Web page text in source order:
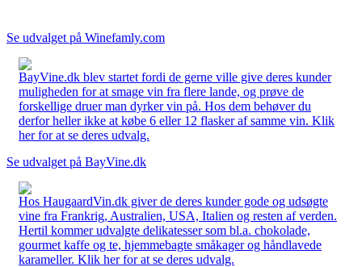
Se udvalget på Winefamly.com
BayVine.dk blev startet fordi de gerne ville give deres kunder
muligheden for at smage vin fra flere lande, og prøve de
forskellige druer man dyrker vin på. Hos dem behøver du
derfor heller ikke at købe 6 eller 12 flasker af samme vin. Klik
her for at se deres udvalg.
Se udvalget på BayVine.dk
Hos HaugaardVin.dk giver de deres kunder gode og udsøgte
vine fra Frankrig, Australien, USA, Italien og resten af verden.
Hertil kommer udvalgte delikatesser som bl.a. chokolade,
gourmet kaffe og te, hjemmebagte småkager og håndlavede
karameller. Klik her for at se deres udvalg.